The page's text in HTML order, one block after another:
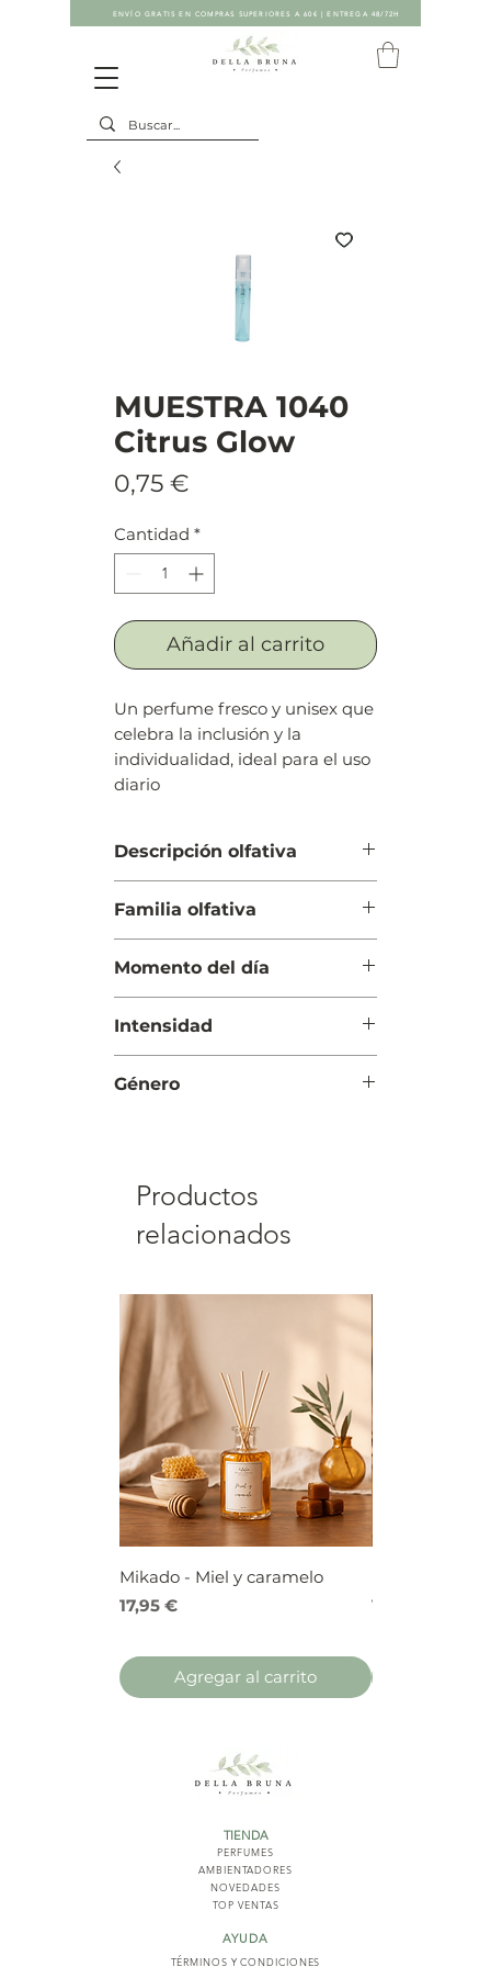
ENVÍO GRATIS EN COMPRAS SUPERIORES A 60€ | ENTREGA 48/72H
MUESTRA 1040
Citrus Glow
0,75 €
Cantidad *
Añadir al carrito
Un perfume fresco y unisex que
celebra la inclusión y la
individualidad, ideal para el uso
diario
Descripción olfativa
orgánica y jengibre
Cuerpo: Acorde de té azul y notas
acuosas
Familia olfativa
Momento del día
Intensidad
Género
Productos
relacionados
Mikado - Miel y caramelo
Precio
17,95 €
Agregar al carrito
Precio
17,95 €
TIENDA
PERFUMES
AMBIENTADORES
NOVEDADES
TOP VENTAS
AYUDA
TÉRMINOS Y CONDICIONES